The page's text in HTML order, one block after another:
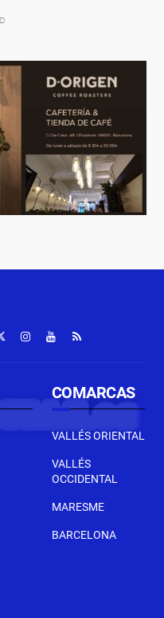
COMARCAS
VALLÉS ORIENTAL
VALLÉS
OCCIDENTAL
MARESME
BARCELONA